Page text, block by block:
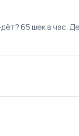
65 шек в час.